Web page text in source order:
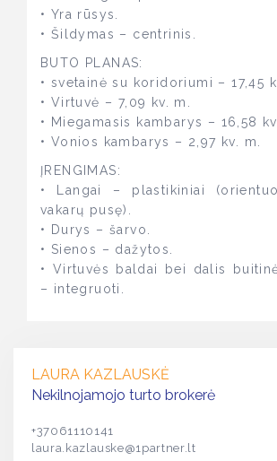
• Yra rūsys.
• Šildymas – centrinis.
BUTO PLANAS:
• svetainė su koridoriumi – 17,45
• Virtuvė – 7,09 kv. m.
• Miegamasis kambarys – 16,58
• Vonios kambarys – 2,97 kv. m.
ĮRENGIMAS:
• Langai – plastikiniai
vakarų pusę).
• Durys – šarvo.
• Sienos – dažytos.
• Virtuvės baldai bei dalis
– integruoti.
LAURA KAZLAUSKĖ
Nekilnojamojo turto brokerė
+37061110141
laura.kazlauske@1partner.lt